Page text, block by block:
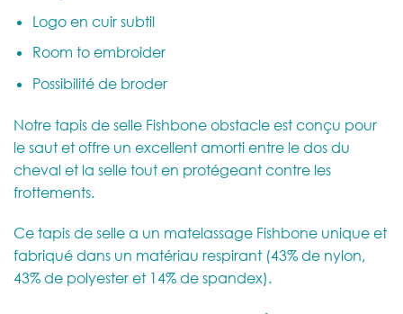
Logo en cuir subtil
Room to embroider
Possibilité de broder
Notre tapis de selle Fishbone obstacle est conçu pour
le saut et offre un excellent amorti entre le dos du
cheval et la selle tout en protégeant contre les
frottements.
Ce tapis de selle a un matelassage Fishbone unique et
fabriqué dans un matériau respirant (43% de nylon,
43% de polyester et 14% de spandex).